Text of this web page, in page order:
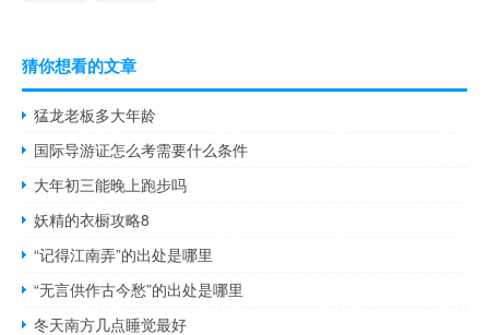
猜你想看的文章
猛龙老板多大年龄
国际导游证怎么考需要什么条件
大年初三能晚上跑步吗
妖精的衣橱攻略8
“记得江南弄”的出处是哪里
“无言供作古今愁”的出处是哪里
冬天南方几点睡觉最好